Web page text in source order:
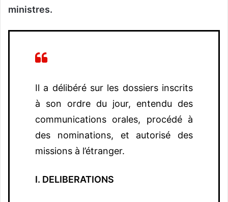
ministres.
Il a délibéré sur les dossiers inscrits
à son ordre du jour, entendu des
communications orales, procédé à
des nominations, et autorisé des
missions à l’étranger.
I. DELIBERATIONS